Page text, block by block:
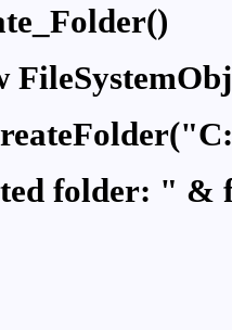
folder: " &